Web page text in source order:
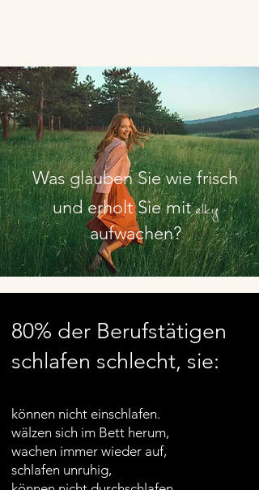
Was glauben Sie wie frisch
und erholt Sie mitelky
aufwachen?
80% der Berufstätigen
schlafen schlecht, sie:
können nicht einschlafen.
wälzen sich im Bett herum,
wachen immer wieder auf,
schlafen unruhig,